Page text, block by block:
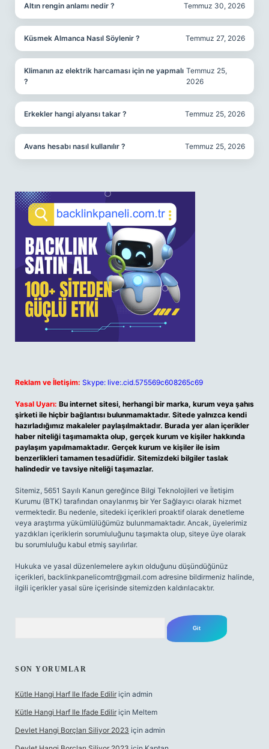
Altın rengin anlamı nedir ? Temmuz 30, 2026
Küsmek Almanca Nasıl Söylenir ? Temmuz 27, 2026
Klimanın az elektrik harcaması için ne yapmalı
?
Temmuz 25,
2026
Erkekler hangi alyansı takar ? Temmuz 25, 2026
Avans hesabı nasıl kullanılır ? Temmuz 25, 2026
Reklam ve İletişim: Skype: live:.cid.575569c608265c69
Yasal Uyarı: Bu internet sitesi, herhangi bir marka, kurum veya şahıs
şirketi ile hiçbir bağlantısı bulunmamaktadır. Sitede yalnızca kendi
hazırladığımız makaleler paylaşılmaktadır. Burada yer alan içerikler
haber niteliği taşımamakta olup, gerçek kurum ve kişiler hakkında
paylaşım yapılmamaktadır. Gerçek kurum ve kişiler ile isim
benzerlikleri tamamen tesadüfidir. Sitemizdeki bilgiler taslak
halindedir ve tavsiye niteliği taşımazlar.
Sitemiz, 5651 Sayılı Kanun gereğince Bilgi Teknolojileri ve İletişim
Kurumu (BTK) tarafından onaylanmış bir Yer Sağlayıcı olarak hizmet
vermektedir. Bu nedenle, sitedeki içerikleri proaktif olarak denetleme
veya araştırma yükümlülüğümüz bulunmamaktadır. Ancak, üyelerimiz
yazdıkları içeriklerin sorumluluğunu taşımakta olup, siteye üye olarak
bu sorumluluğu kabul etmiş sayılırlar.
Hukuka ve yasal düzenlemelere aykırı olduğunu düşündüğünüz
içerikleri, backlinkpanelicomtr@gmail.com adresine bildirmeniz halinde,
ilgili içerikler yasal süre içerisinde sitemizden kaldırılacaktır.
SON YORUMLAR
Kütle Hangi Harf Ile Ifade Edilir için admin
Kütle Hangi Harf Ile Ifade Edilir için Meltem
Devlet Hangi Borçları Siliyor 2023 için admin